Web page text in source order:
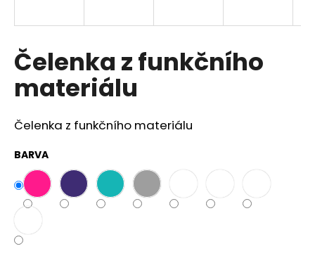
Čelenka z funkčního
materiálu
Čelenka z funkčního materiálu
BARVA
í
t
?
D
o